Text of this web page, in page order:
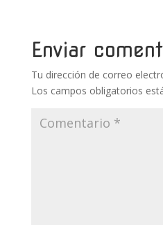
o
k
Enviar
Tu dirección de correo
Los campos obligatorios